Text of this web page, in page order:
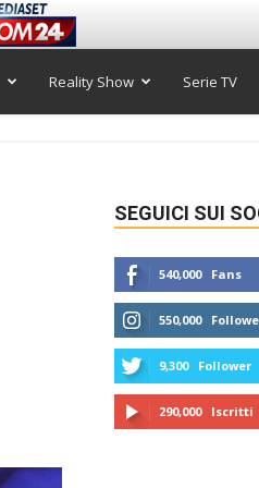
Reality Show Serie TV
SEGUICI SUI
540,000 Fans
550,000
9,300 Follower
290,000 Iscritti